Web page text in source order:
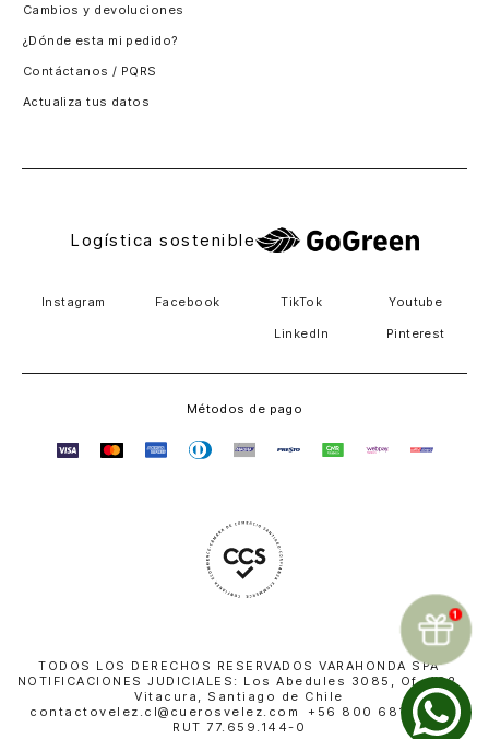
Cambios y devoluciones
¿Dónde esta mi pedido?
Contáctanos / PQRS
Actualiza tus datos
Logística sostenible
Instagram Facebook TikTok Youtube
LinkedIn Pinterest
Métodos de pago
TODOS LOS DERECHOS RESERVADOS VARAHONDA SPA
NOTIFICACIONES JUDICIALES: Los Abedules 3085, Of. 402,
Vitacura, Santiago de Chile
contactovelez.cl@cuerosvelez.com +56 800 681 010 |
RUT 77.659.144-0